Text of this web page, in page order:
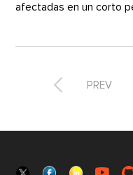
afectadas en un corto
 PREV